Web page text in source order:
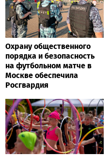
Охрану общественного
порядка и безопасность
на футбольном матче в
Москве обеспечила
Росгвардия